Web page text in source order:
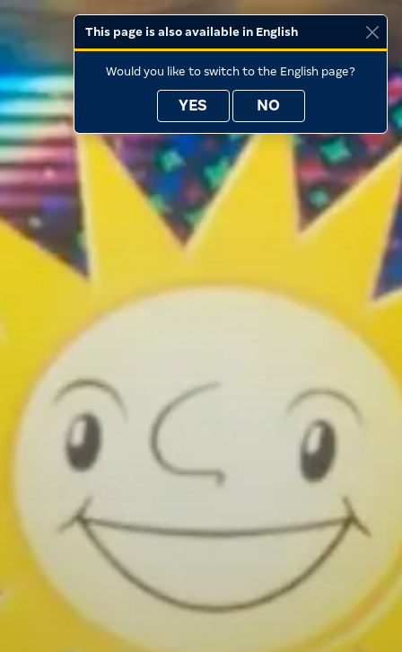
This page is also available in English
Would you like to switch to the English page?
YES NO